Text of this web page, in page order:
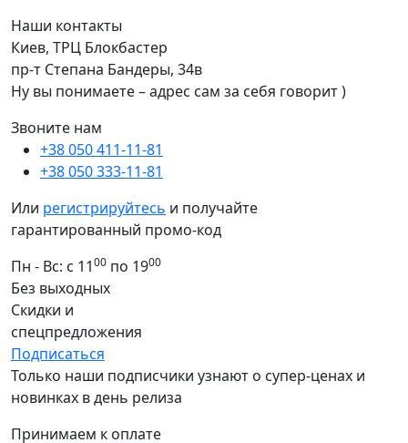
Наши контакты
Киев, ТРЦ Блокбастер
пр-т Степана Бандеры, 34в
Ну вы понимаете – адрес сам за себя говорит )
Звоните нам
+38 050 411-11-81
+38 050 333-11-81
Или регистрируйтесь и получайте
гарантированный промо-код
Пн - Вс: с 1100 по 1900
Без выходных
Скидки и
спецпредложения
Подписаться
Только наши подписчики узнают о супер-ценах и
новинках в день релиза
Принимаем к оплате